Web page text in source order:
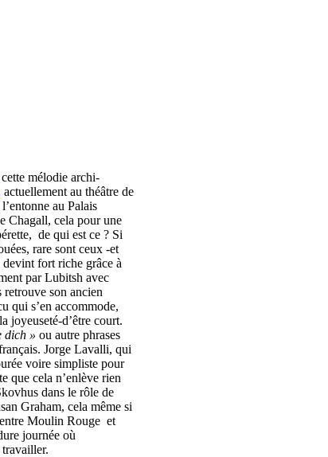
mélodie archi-
actuellement au théâtre de
au Palais
Chagall, cela pour une
de qui est ce ? Si
rare sont ceux -et
fort riche grâce à
par Lubitsh avec
son ancien
qui s’en accommode,
joyeuseté-d’être court.
dich » ou autre phrases
Jorge Lavalli, qui
voire simpliste pour
que cela n’enlève rien
dans le rôle de
Graham, cela même si
Moulin Rouge et
journée où